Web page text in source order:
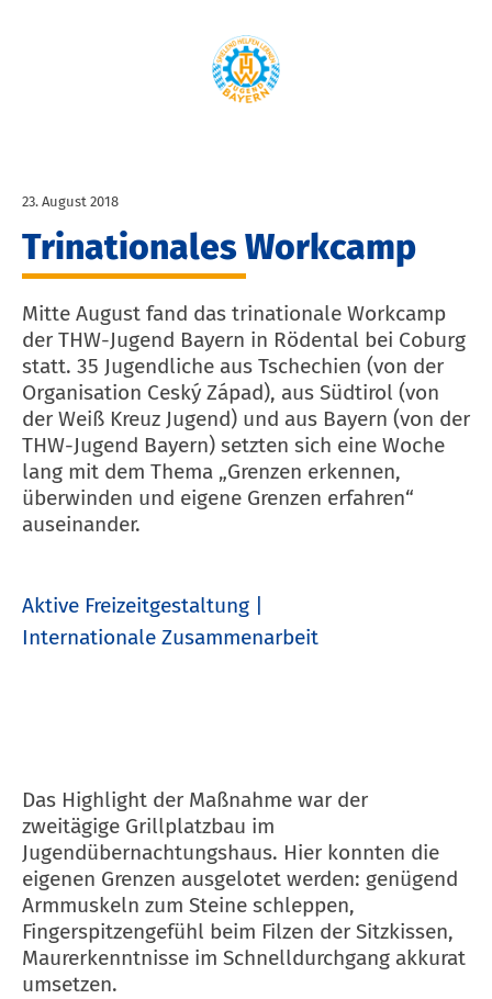
23. August 2018
Trinationales Workcamp
Mitte August fand das trinationale Workcamp
der THW-Jugend Bayern in Rödental bei Coburg
statt. 35 Jugendliche aus Tschechien (von der
Organisation Ceský Západ), aus Südtirol (von
der Weiß Kreuz Jugend) und aus Bayern (von der
THW-Jugend Bayern) setzten sich eine Woche
lang mit dem Thema „Grenzen erkennen,
überwinden und eigene Grenzen erfahren“
auseinander.
Aktive Freizeitgestaltung
Internationale Zusammenarbeit
Das Highlight der Maßnahme war der
zweitägige Grillplatzbau im
Jugendübernachtungshaus. Hier konnten die
eigenen Grenzen ausgelotet werden: genügend
Armmuskeln zum Steine schleppen,
Fingerspitzengefühl beim Filzen der Sitzkissen,
Maurerkenntnisse im Schnelldurchgang akkurat
umsetzen.